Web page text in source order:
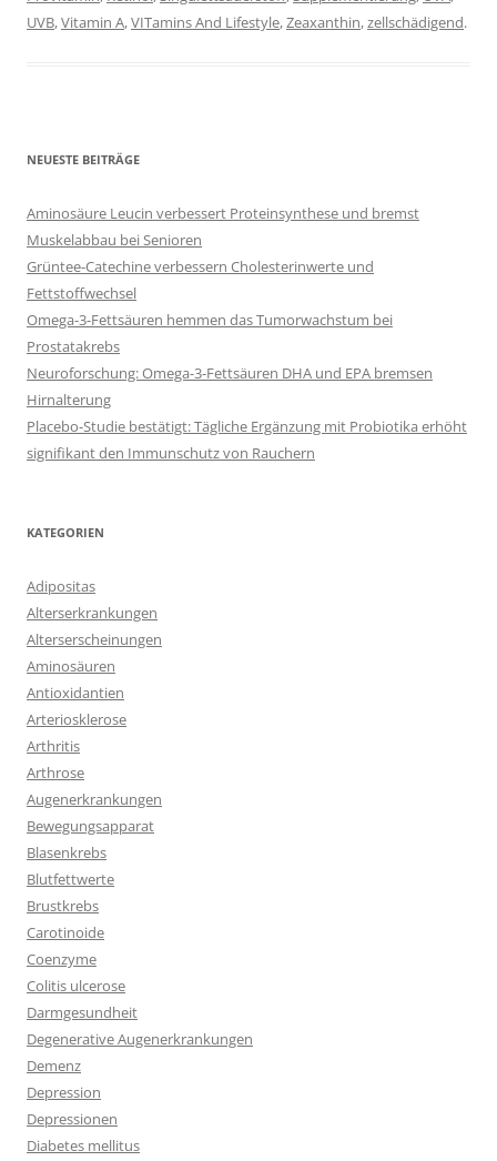
UVB,Vitamin A,VITamins And Lifestyle,Zeaxanthin,zellschädigend.
NEUESTE BEITRÄGE
Aminosäure Leucin verbessert Proteinsynthese und bremst
Muskelabbau bei Senioren
Grüntee-Catechine verbessern Cholesterinwerte und
Fettstoffwechsel
Omega-3-Fettsäuren hemmen das Tumorwachstum bei
Prostatakrebs
Neuroforschung: Omega-3-Fettsäuren DHA und EPA bremsen
Hirnalterung
Placebo-Studie bestätigt: Tägliche Ergänzung mit Probiotika erhöht
signifikant den Immunschutz von Rauchern
KATEGORIEN
Adipositas
Alterserkrankungen
Alterserscheinungen
Aminosäuren
Antioxidantien
Arteriosklerose
Arthritis
Arthrose
Augenerkrankungen
Bewegungsapparat
Blasenkrebs
Blutfettwerte
Brustkrebs
Carotinoide
Coenzyme
Colitis ulcerose
Darmgesundheit
Degenerative Augenerkrankungen
Demenz
Depression
Depressionen
Diabetes mellitus